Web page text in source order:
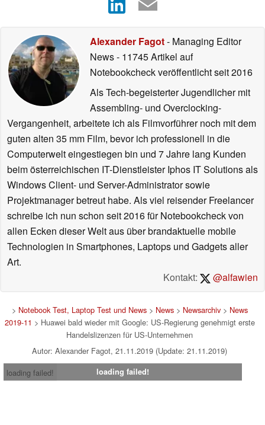
Alexander Fagot- Managing Editor
News- 11745 Artikel auf
Notebookcheck veröffentlichtseit 2016
Als Tech-begeisterter Jugendlicher mit
Assembling- und Overclocking-
Vergangenheit, arbeitete ich als Filmvorführer noch mit dem
guten alten 35 mm Film, bevor ich professionell in die
Computerwelt eingestiegen bin und 7 Jahre lang Kunden
beim österreichischen IT-Dienstleister Iphos IT Solutions als
Windows Client- und Server-Administrator sowie
Projektmanager betreut habe. Als viel reisender Freelancer
schreibe ich nun schon seit 2016 für Notebookcheck von
allen Ecken dieser Welt aus über brandaktuelle mobile
Technologien in Smartphones, Laptops und Gadgets aller
Art.
Kontakt:
@alfawien
> Notebook Test, Laptop Test und News> News> Newsarchiv> News
2019-11 > Huawei bald wieder mit Google: US-Regierung genehmigt erste
Handelslizenzen für US-Unternehmen
Autor: Alexander Fagot, 21.11.2019 (Update: 21.11.2019)
loading failed!
loading failed!